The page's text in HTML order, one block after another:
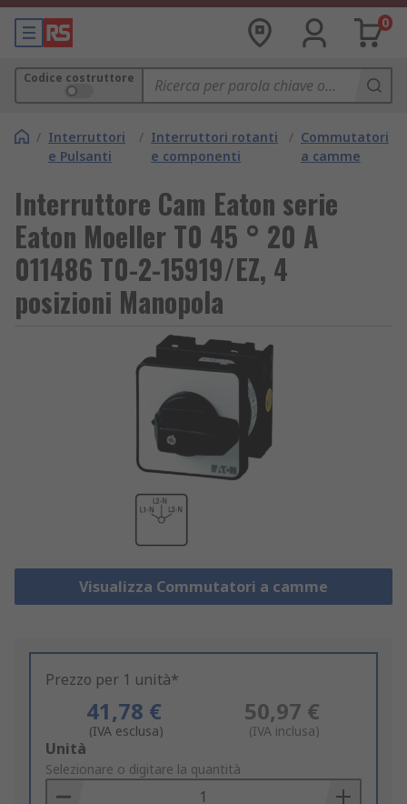
0
Codice costruttore
/ Interruttori
e Pulsanti
/ Interruttori rotanti
e componenti
/ Commutatori
a camme
Interruttore Cam Eaton serie
Eaton Moeller T0 45 ° 20 A
011486 T0-2-15919/EZ, 4
posizioni Manopola
Visualizza Commutatori a camme
Prezzo per 1 unità*
41,78 €
(IVA esclusa)
50,97 €
(IVA inclusa)
Add
to
Basket
Unità
Selezionare o digitare la quantità